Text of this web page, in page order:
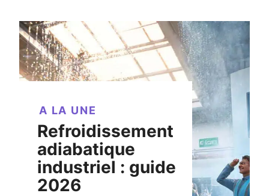
A LA UNE
Refroidissement
adiabatique
industriel : guide
2026